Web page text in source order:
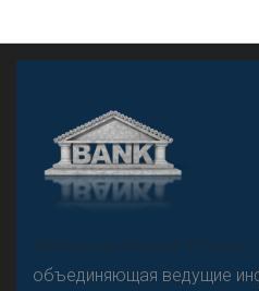
«Н
овости Банков России»
объединяющая ведущие